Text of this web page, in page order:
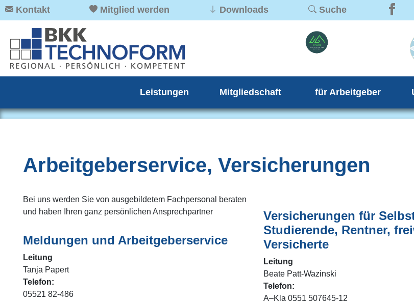
Kontakt Mitglied werden Downloads Suche
Leistungen Mitgliedschaft für Arbeitgeber
Arbeitgeberservice, Versicherungen
Bei uns werden Sie von ausgebildetem Fachpersonal beraten
und haben Ihren ganz persönlichen Ansprechpartner
Meldungen und Arbeitgeberservice
Leitung
Tanja Papert
Telefon:
05521 82-486
Versicherungen für
Studierende, Rentner,
Versicherte
Leitung
Beate Patt-Wazinski
Telefon:
A–Kla 0551 507645-12